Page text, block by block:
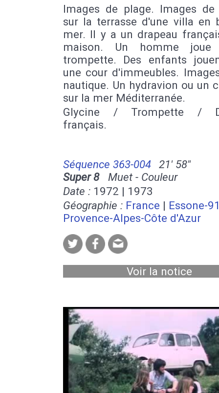
Images de plage. Images
sur la terrasse d'une villa en
mer. Il y a un drapeau
maison. Un homme
trompette. Des enfants
une cour d'immeubles.
nautique. Un hydravion ou un
sur la mer Méditerranée.
Glycine / Trompette /
français.
Séquence 363-004
21' 58''
Super 8Muet - Couleur
Date : 1972 | 1973
Géographie : France | Essone-
Provence-Alpes-Côte d'Azur
Voir la notice